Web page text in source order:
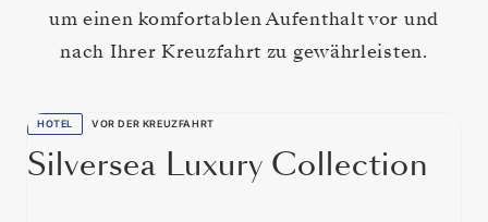
um einen komfortablen Aufenthalt vor und
nach Ihrer Kreuzfahrt zu gewährleisten.
HOTEL VOR DER KREUZFAHRT
Silversea Luxury Collection